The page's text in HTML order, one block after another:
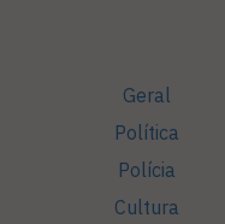
Geral
Política
Polícia
Cultura